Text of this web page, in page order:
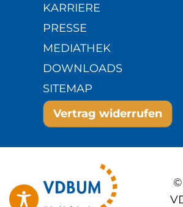
KARRIERE
PRESSE
MEDIATHEK
DOWNLOADS
SITEMAP
Vertrag widerrufen
©